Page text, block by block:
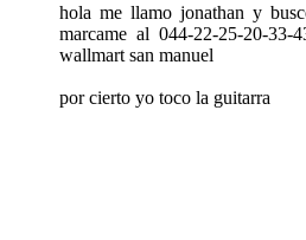
hola me llamo jonathan y
marcame al 044-22-25-20-33-
wallmart san manuel
por cierto yo toco la guitarra